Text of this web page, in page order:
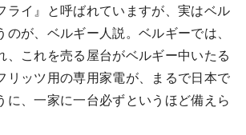
ライ』と呼ばれていますが、実はベル
のが、ベルギー人説。ベルギーでは、
、これを売る屋台がベルギー中いたる
リッツ用の専用家電が、まるで日本で
に、一家に一台必ずというほど備えら